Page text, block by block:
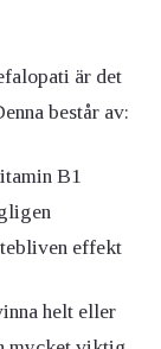
är det
består av:
B1
effekt
helt eller